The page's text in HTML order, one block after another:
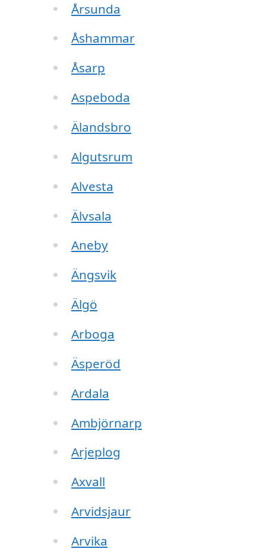
Årsunda
Åshammar
Åsarp
Aspeboda
Älandsbro
Algutsrum
Alvesta
Älvsala
Aneby
Ängsvik
Älgö
Arboga
Äsperöd
Ardala
Ambjörnarp
Arjeplog
Axvall
Arvidsjaur
Arvika